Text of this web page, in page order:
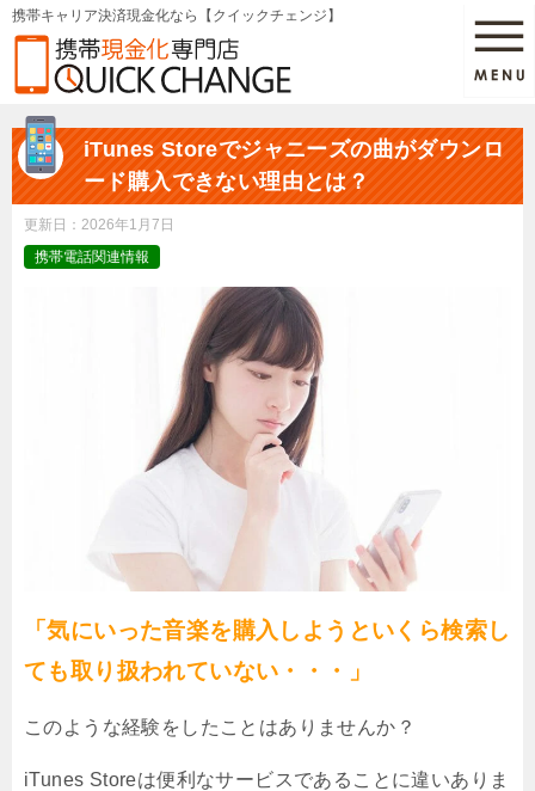
携帯キャリア決済現金化なら【クイックチェンジ】
iTunes Storeでジャニーズの曲がダウンロ
ード購入できない理由とは？
更新日： 2026年1月7日
携帯電話関連情報
「気にいった音楽を購入しようといくら検索し
ても取り扱われていない・・・」
このような経験をしたことはありませんか？
iTunes Storeは便利なサービスであることに違いありま